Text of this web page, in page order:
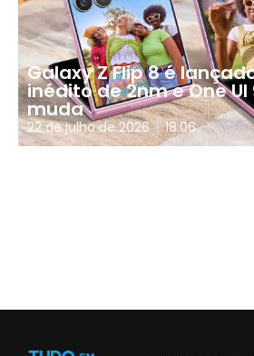
Galaxy Z Flip 8 é
inédito de 2nm e One
muda
22 de julho de 2026 18:06